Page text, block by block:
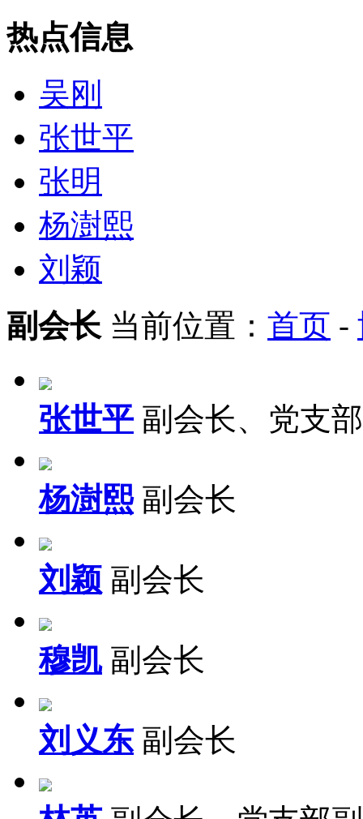
热点信息
吴刚
张世平
张明
杨澍熙
刘颖
副会长 当前位置： 首页 -
张世平 副会长、党支
杨澍熙 副会长
刘颖 副会长
穆凯 副会长
刘义东 副会长